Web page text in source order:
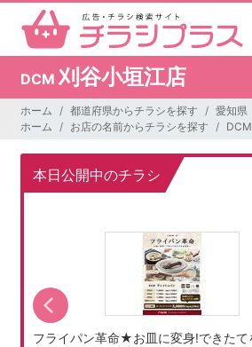
DCM刈谷小垣江店
ホーム 都道府県からチラシを探す 愛知県
ホーム
お店の名前からチラシを探す DCM
本日公開中のチラシ
フライパン革命★お皿に変身!できたて